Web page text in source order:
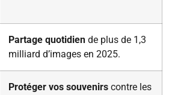
Partage quotidien de plus de 1,3
milliard d’images en 2025.
Protéger vos souvenirs contre les